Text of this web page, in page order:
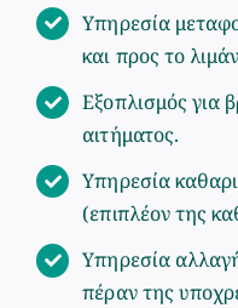
Υπηρεσία
και προς το
Εξοπλισμός για
αιτήματος.
Υπηρεσία
(επιπλέον της
Υπηρεσία
πέραν της